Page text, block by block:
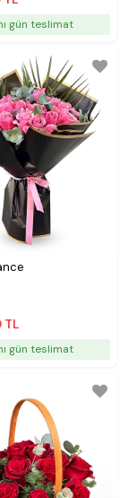
gün teslimat
TL
gün teslimat